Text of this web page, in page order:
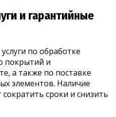
и гарантийные
по обработке
покрытий и
а также по поставке
элементов. Наличие
сроки и снизить